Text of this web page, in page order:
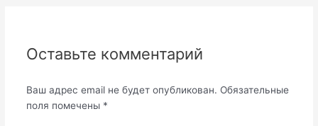
Оставьте комментарий
Ваш адрес email не будет опубликован. Обязательные
поля помечены *